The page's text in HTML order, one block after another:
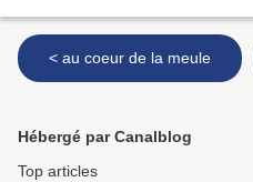
< au coeur de la meule
Hébergé par Canalblog
Top articles